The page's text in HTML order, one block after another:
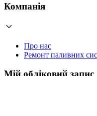
Компанія
Про нас
Ремонт паливних
Мій обліковий запис